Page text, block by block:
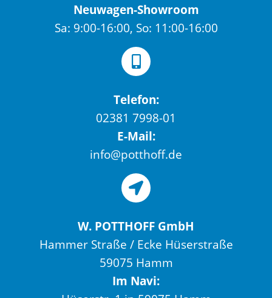
Neuwagen-Showroom
Sa: 9:00-16:00, So: 11:00-16:00
Telefon:
02381 7998-01
E-Mail:
info@potthoff.de
W. POTTHOFF GmbH
Hammer Straße / Ecke Hüserstraße
59075 Hamm
Im Navi: